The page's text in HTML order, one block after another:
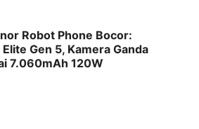
Robot Phone Bocor:
Gen 5, Kamera Ganda
7.060mAh 120W